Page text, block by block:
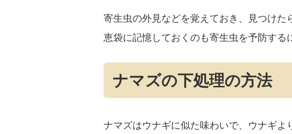
寄生虫の外見などを覚えておき、見つけ
恵袋に記憶しておくのも寄生虫を予防する
ナマズの下処理の方法
ナマズはウナギに似た味わいで、ウナギ